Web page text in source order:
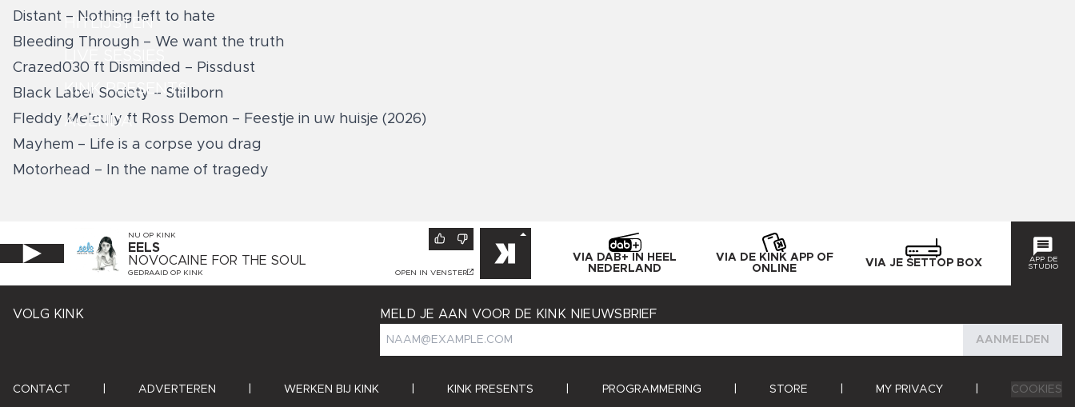
HITLIJSTEN
KINK PRESENTS
AGENDA
Distant – Nothing left to hate
Bleeding Through – We want the truth
Crazed030 ft Disminded – Pissdust
Black Label Society – Stillborn
Fleddy Melculy ft Ross Demon – Feestje in uw huisje (2026)
Mayhem – Life is a corpse you drag
Motorhead – In the name of tragedy
NU OP KINK
EELS
NOVOCAINE FOR THE SOUL
GEDRAAID OP KINK OPEN IN VENSTER
VIA DAB+ IN HEEL
NEDERLAND
VIA DE KINK APP OF
ONLINE
VIA JE SETTOP BOX
APP DE
STUDIO
VOLG KINK MELD JE AAN VOOR DE KINK NIEUWSBRIEF
AANMELDEN
CONTACT ADVERTEREN WERKEN BIJ KINK KINK PRESENTS PROGRAMMERING STORE MY PRIVACY COOKIES